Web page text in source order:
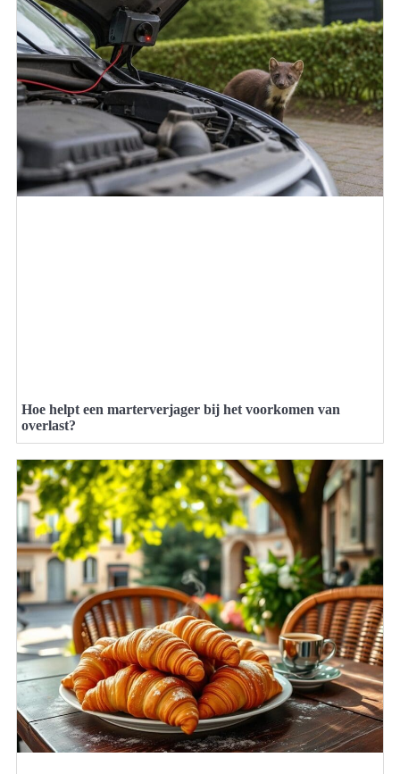
Hoe helpt een marterverjager bij het voorkomen van
overlast?